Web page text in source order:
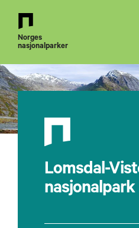
Tilbake
til
forsiden
Norges
nasjonalparker
Lomsdal-
nasjonalpark